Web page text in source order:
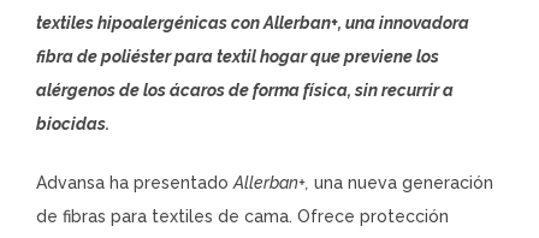
textiles hipoalergénicas con Allerban+, una innovadora
fibra de poliéster para textil hogar que previene los
alérgenos de los ácaros de forma física, sin recurrir a
biocidas.
Advansa ha presentado Allerban+, una nueva generación
de fibras para textiles de cama. Ofrece protección